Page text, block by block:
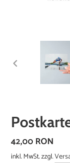
VORHERIGER
Normaler
Preis
42,00 RON
inkl. MwSt. zzgl.